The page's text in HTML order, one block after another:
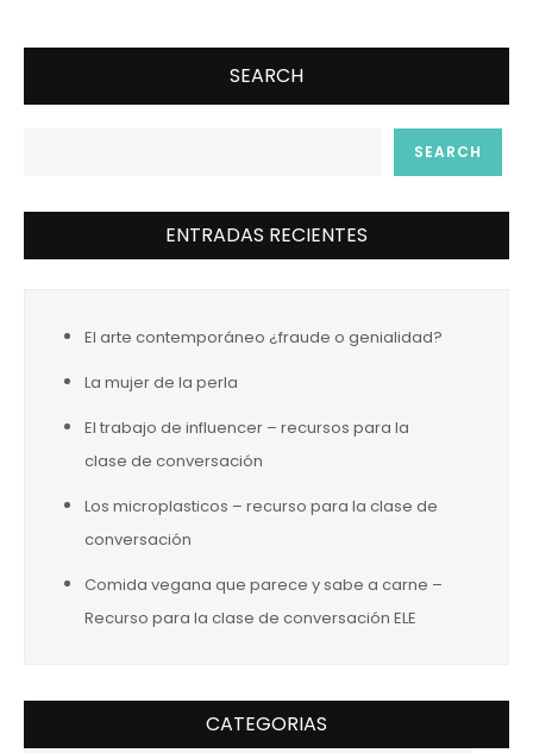
SEARCH
SEARCH
ENTRADAS RECIENTES
El arte contemporáneo ¿fraude o genialidad?
La mujer de la perla
El trabajo de influencer – recursos para la
clase de conversación
Los microplasticos – recurso para la clase de
conversación
Comida vegana que parece y sabe a carne –
Recurso para la clase de conversación ELE
CATEGORIAS